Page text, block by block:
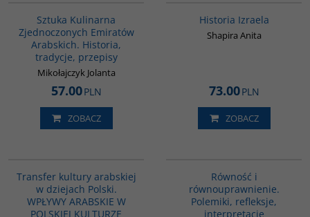
Sztuka Kulinarna
Zjednoczonych Emiratów
Arabskich. Historia,
tradycje, przepisy
Mikołajczyk Jolanta
57.00PLN
ZOBACZ
Historia Izraela
Shapira Anita
73.00PLN
ZOBACZ
Transfer kultury arabskiej
w dziejach Polski.
WPŁYWY ARABSKIE W
POLSKIEJ KULTURZE
Równość i
równouprawnienie.
Polemiki, refleksje,
interpretacje